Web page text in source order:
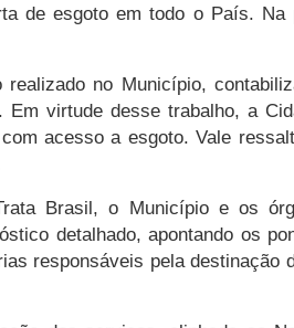
de esgoto em todo o País.
no Município,
virtude desse trabalho, a
acesso a esgoto. Vale
Brasil, o Município e os
detalhado, apontando os
responsáveis pela